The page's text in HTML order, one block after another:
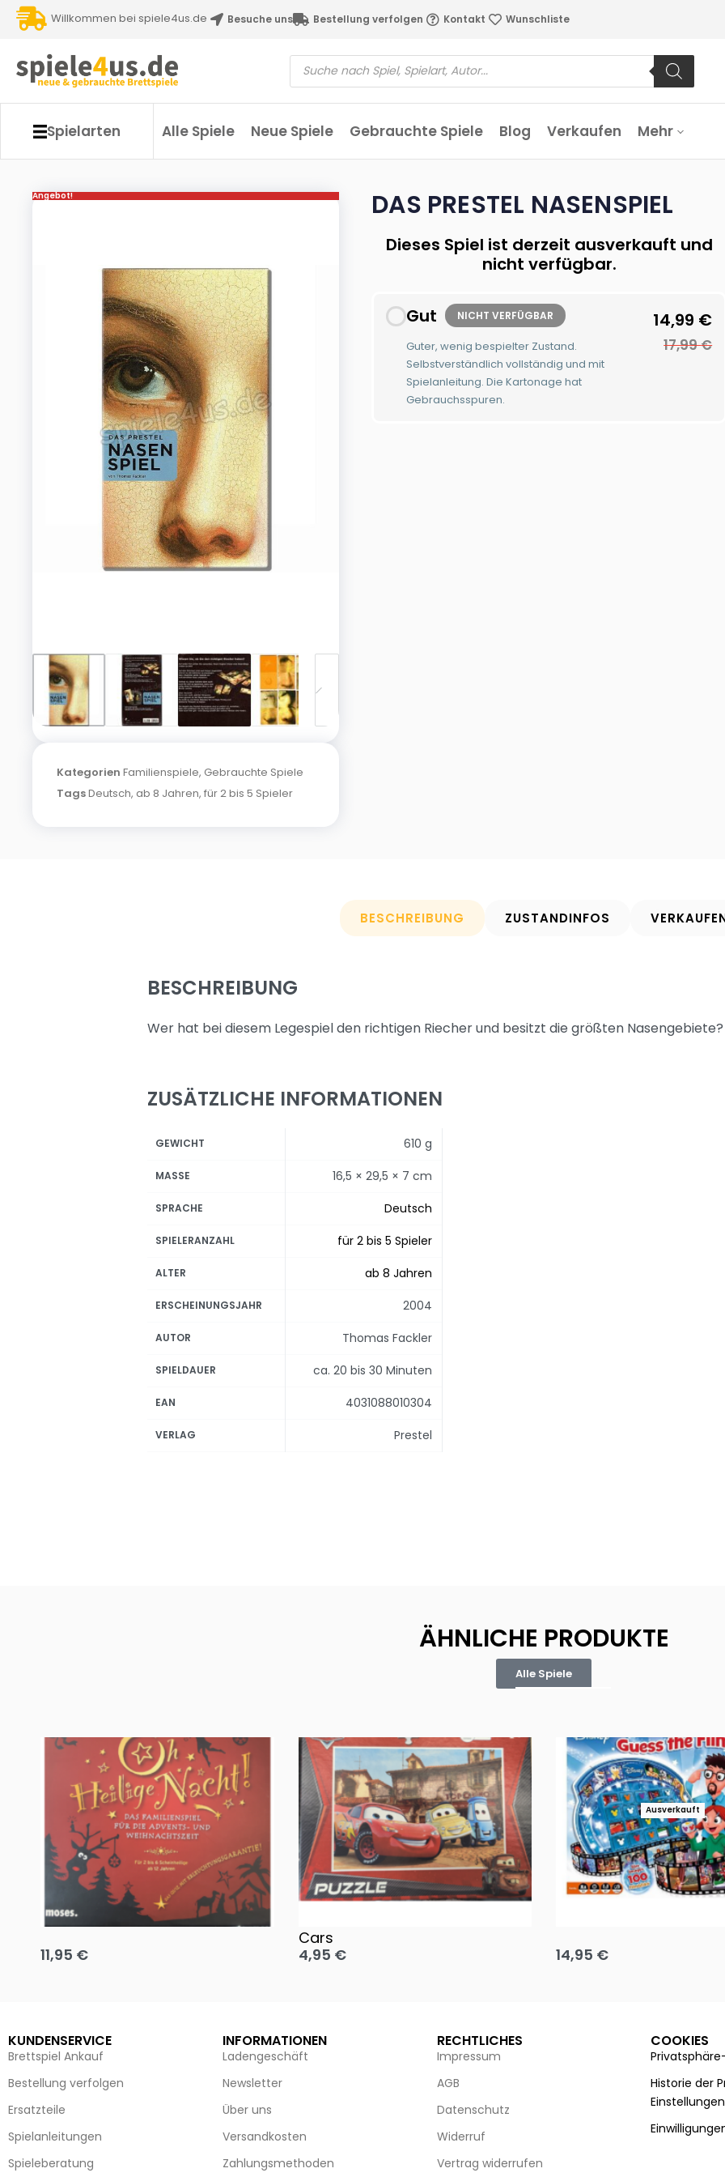
Willkommen bei spiele4us.de Besuche uns Bestellung verfolgen Kontakt Wunschliste
Spielarten Alle Spiele Neue Spiele Gebrauchte Spiele Blog Verkaufen Mehr
Angebot!
Kategorien Familienspiele, Gebrauchte Spiele
TagsDeutsch, ab 8 Jahren, für 2 bis 5 Spieler
DAS PRESTEL NASENSPIEL
Dieses Spiel ist derzeit ausverkauft und
nicht verfügbar.
Gut NICHT VERFÜGBAR
Guter, wenig bespielter Zustand.
Selbstverständlich vollständig und mit
Spielanleitung. Die Kartonage hat
Gebrauchsspuren.
14,99 €
17,99€
BESCHREIBUNG ZUSTANDINFOS
BESCHREIBUNG
Wer hat bei diesem Legespiel den richtigen Riecher und besitzt die größten Nasengebiete?
ZUSÄTZLICHE INFORMATIONEN
GEWICHT 610 g
MASSE 16,5 × 29,5 × 7 cm
SPRACHE Deutsch
SPIELERANZAHL für 2 bis 5 Spieler
ALTER ab 8 Jahren
ERSCHEINUNGSJAHR 2004
AUTOR Thomas Fackler
SPIELDAUER ca. 20 bis 30 Minuten
EAN 4031088010304
VERLAG Prestel
ÄHNLICHE PRODUKTE
Alle Spiele
Oh, heilige Nacht!
11,95 €
Cars
4,95 €
Ausverkauft
14,95 €
KUNDENSERVICE
Brettspiel Ankauf
Bestellung verfolgen
Ersatzteile
Spielanleitungen
Spieleberatung
INFORMATIONEN
Ladengeschäft
Newsletter
Über uns
Versandkosten
Zahlungsmethoden
RECHTLICHES
Impressum
AGB
Datenschutz
Widerruf
Vertrag widerrufen
COOKIES
Historie der
Einstellungen